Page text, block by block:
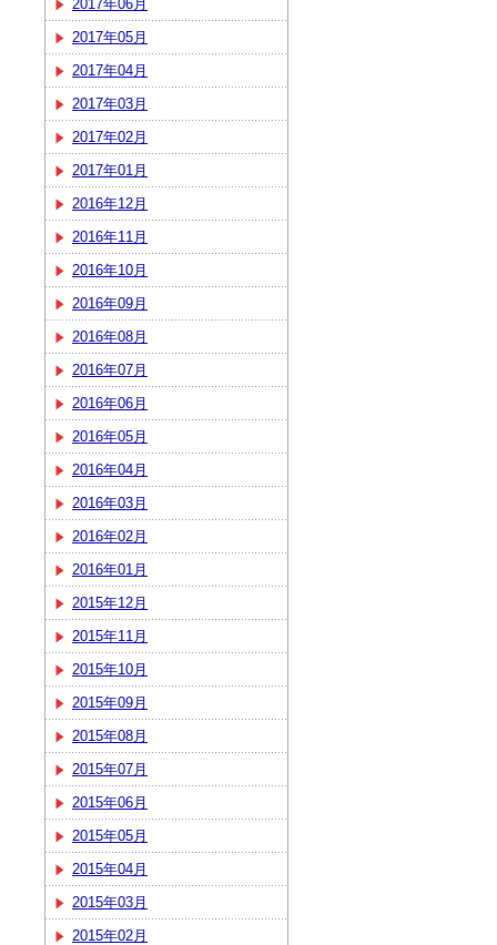
2017年06月
2017年05月
2017年04月
2017年03月
2017年02月
2017年01月
2016年12月
2016年11月
2016年10月
2016年09月
2016年08月
2016年07月
2016年06月
2016年05月
2016年04月
2016年03月
2016年02月
2016年01月
2015年12月
2015年11月
2015年10月
2015年09月
2015年08月
2015年07月
2015年06月
2015年05月
2015年04月
2015年03月
2015年02月